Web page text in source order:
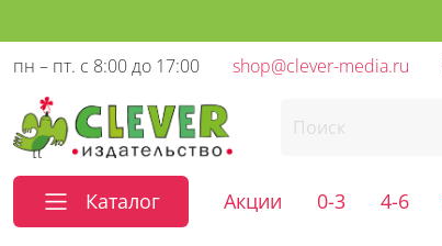
пн – пт. с 8:00 до 17:00
shop@clever-media.ru
Каталог Акции 0-3 4-6